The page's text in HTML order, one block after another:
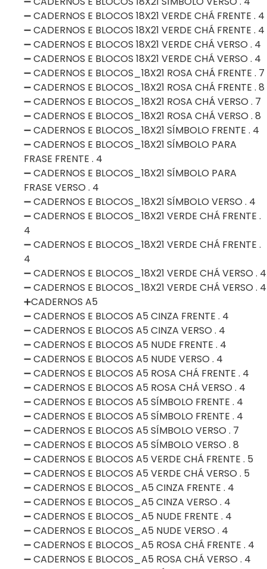
➖ CADERNOS E BLOCOS 18X21 VERDE CHÁ FRENTE . 4
➖ CADERNOS E BLOCOS 18X21 VERDE CHÁ FRENTE . 4
➖ CADERNOS E BLOCOS 18X21 VERDE CHÁ VERSO . 4
➖ CADERNOS E BLOCOS 18X21 VERDE CHÁ VERSO . 4
➖ CADERNOS E BLOCOS_18X21 ROSA CHÁ FRENTE . 7
➖ CADERNOS E BLOCOS_18X21 ROSA CHÁ FRENTE . 8
➖ CADERNOS E BLOCOS_18X21 ROSA CHÁ VERSO . 7
➖ CADERNOS E BLOCOS_18X21 ROSA CHÁ VERSO . 8
➖ CADERNOS E BLOCOS_18X21 SÍMBOLO FRENTE . 4
➖ CADERNOS E BLOCOS_18X21 SÍMBOLO PARA
FRASE FRENTE . 4
➖ CADERNOS E BLOCOS_18X21 SÍMBOLO PARA
FRASE VERSO . 4
➖ CADERNOS E BLOCOS_18X21 SÍMBOLO VERSO . 4
➖ CADERNOS E BLOCOS_18X21 VERDE CHÁ FRENTE .
4
➖ CADERNOS E BLOCOS_18X21 VERDE CHÁ FRENTE .
4
➖ CADERNOS E BLOCOS_18X21 VERDE CHÁ VERSO . 4
➖ CADERNOS E BLOCOS_18X21 VERDE CHÁ VERSO . 4
➕CADERNOS A5
➖ CADERNOS E BLOCOS A5 CINZA FRENTE . 4
➖ CADERNOS E BLOCOS A5 CINZA VERSO . 4
➖ CADERNOS E BLOCOS A5 NUDE FRENTE . 4
➖ CADERNOS E BLOCOS A5 NUDE VERSO . 4
➖ CADERNOS E BLOCOS A5 ROSA CHÁ FRENTE . 4
➖ CADERNOS E BLOCOS A5 ROSA CHÁ VERSO . 4
➖ CADERNOS E BLOCOS A5 SÍMBOLO FRENTE . 4
➖ CADERNOS E BLOCOS A5 SÍMBOLO FRENTE . 4
➖ CADERNOS E BLOCOS A5 SÍMBOLO VERSO . 7
➖ CADERNOS E BLOCOS A5 SÍMBOLO VERSO . 8
➖ CADERNOS E BLOCOS A5 VERDE CHÁ FRENTE . 5
➖ CADERNOS E BLOCOS A5 VERDE CHÁ VERSO . 5
➖ CADERNOS E BLOCOS_A5 CINZA FRENTE . 4
➖ CADERNOS E BLOCOS_A5 CINZA VERSO . 4
➖ CADERNOS E BLOCOS_A5 NUDE FRENTE . 4
➖ CADERNOS E BLOCOS_A5 NUDE VERSO . 4
➖ CADERNOS E BLOCOS_A5 ROSA CHÁ FRENTE . 4
➖ CADERNOS E BLOCOS_A5 ROSA CHÁ VERSO . 4